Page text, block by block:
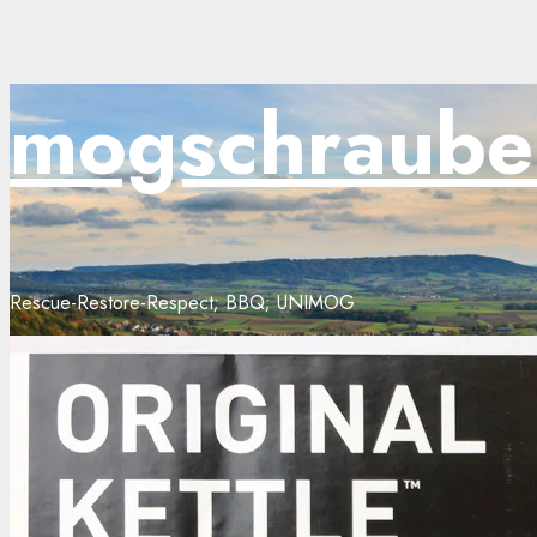
Inhalt
springen
Rescue-Restore-Respect; BBQ; UNIMOG